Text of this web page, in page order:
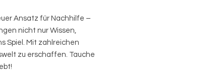
Ansatz für Nachhilfe –
nicht nur Wissen,
Spiel. Mit zahlreichen
zu erschaffen. Tauche